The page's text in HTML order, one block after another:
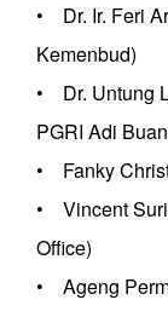
• Dr. Ir. Feri
Kemenbud)
• Dr. Untung
PGRI Adi
• Fanky
• Vincent
Office)
• Ageng